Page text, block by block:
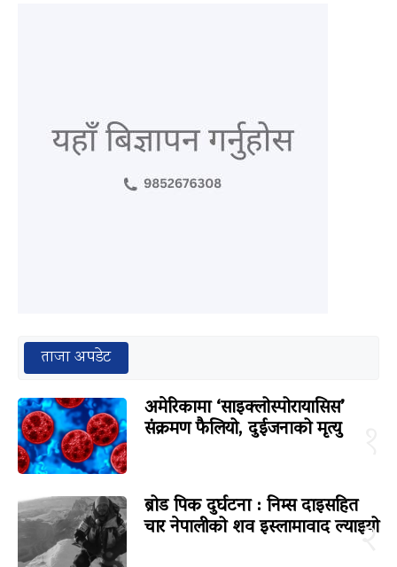
ताजा अपडेट
अमेरिकामा ‘साइक्लोस्पोरायासिस’
संक्रमण फैलियो, दुईजनाको मृत्यु
२
ब्रोड पिक दुर्घटना : निम्स दाइसहित
चार नेपालीको शव इस्लामावाद ल्याइयो